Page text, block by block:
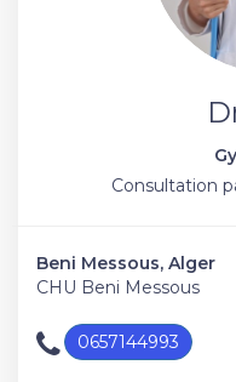
Consultation
Beni Messous, Alger
CHU Beni Messous
0657144993